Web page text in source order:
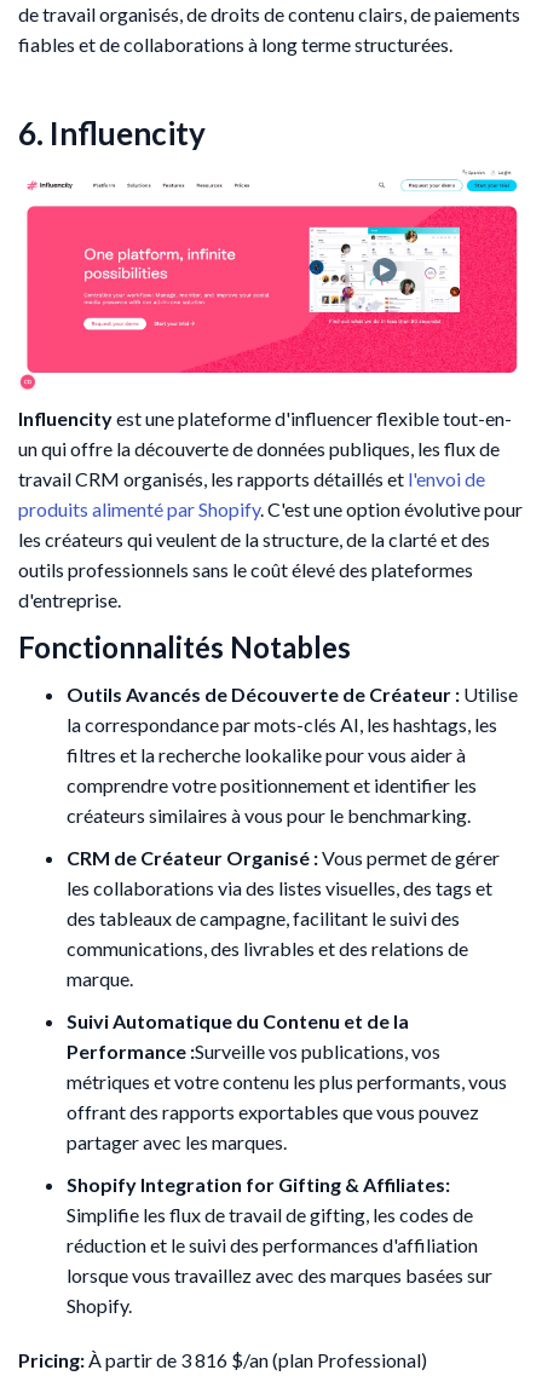
de travail organisés, de droits de contenu clairs, de paiements
fiables et de collaborations à long terme structurées.
6. Influencity
Influencityest une plateforme d'influencer flexible tout-en-
un qui offre la découverte de données publiques, les flux de
travail CRM organisés, les rapports détaillés et l'envoi de
produits alimenté par Shopify. C'est une option évolutive pour
les créateurs qui veulent de la structure, de la clarté et des
outils professionnels sans le coût élevé des plateformes
d'entreprise.
Fonctionnalités Notables
Outils Avancés de Découverte de Créateur : Utilise
la correspondance par mots-clés AI, les hashtags, les
filtres et la recherche lookalike pour vous aider à
comprendre votre positionnement et identifier les
créateurs similaires à vous pour le benchmarking.
CRM de Créateur Organisé :Vous permet de gérer
les collaborations via des listes visuelles, des tags et
des tableaux de campagne, facilitant le suivi des
communications, des livrables et des relations de
marque.
Suivi Automatique du Contenu et de la
Performance :Surveille vos publications, vos
métriques et votre contenu les plus performants, vous
offrant des rapports exportables que vous pouvez
partager avec les marques.
Shopify Integration for Gifting & Affiliates:
Simplifie les flux de travail de gifting, les codes de
réduction et le suivi des performances d'affiliation
lorsque vous travaillez avec des marques basées sur
Shopify.
Pricing: À partir de 3 816 $/an (plan Professional)